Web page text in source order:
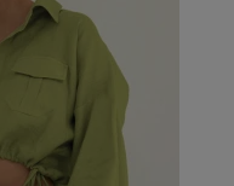
يظهر مظهرًا عتيقًا ويجعل
، ولا يوجد به تشققات